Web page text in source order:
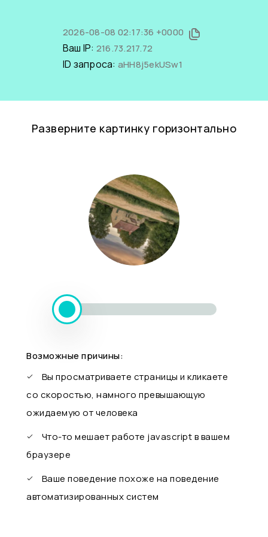
2026-08-08 02:17:36 +0000
Ваш IP: 216.73.217.72
ID запроса: aHH8j5ekUSw1
Разверните картинку горизонтально
Возможные причины:
Вы просматриваете страницы и кликаете
со скоростью, намного превышающую
ожидаемую от человека
Что-то мешает работе javascript в вашем
браузере
Ваше поведение похоже на поведение
автоматизированных систем